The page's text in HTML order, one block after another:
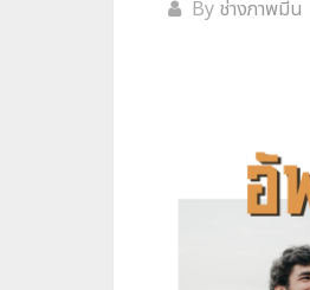
By ช่างภาพมีน